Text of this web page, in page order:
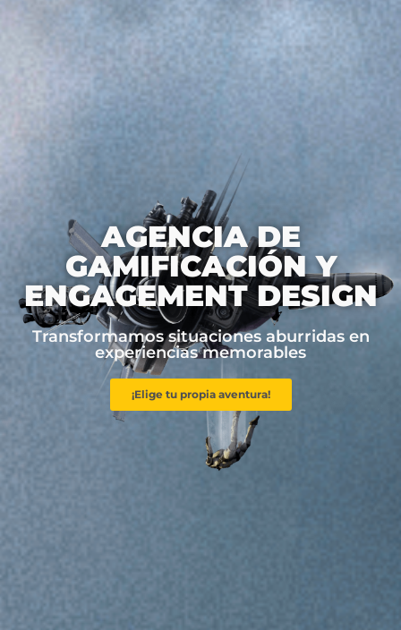
AGENCIA DE
GAMIFICACIÓN Y
ENGAGEMENT DESIGN
Transformamos situaciones aburridas en
experiencias memorables
¡Elige tu propia aventura!